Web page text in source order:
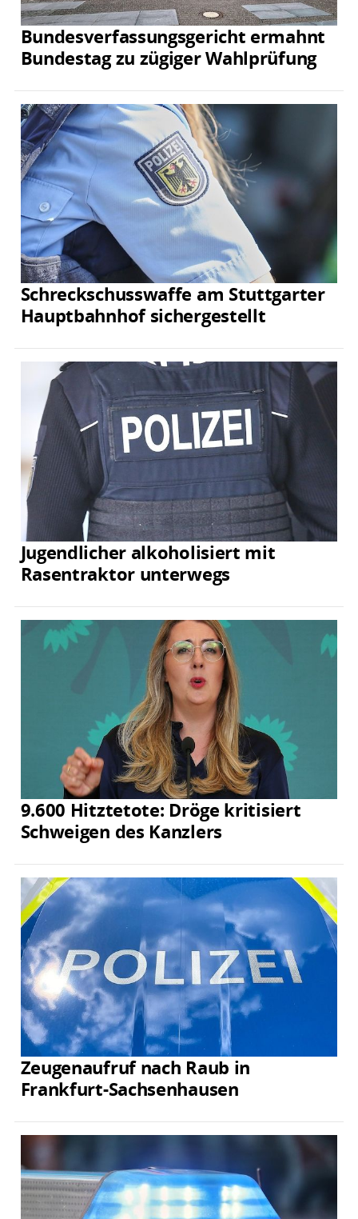
Bundesverfassungsgericht ermahnt
Bundestag zu zügiger Wahlprüfung
Schreckschusswaffe am Stuttgarter
Hauptbahnhof sichergestellt
Jugendlicher alkoholisiert mit
Rasentraktor unterwegs
9.600 Hitztetote: Dröge kritisiert
Schweigen des Kanzlers
Zeugenaufruf nach Raub in
Frankfurt-Sachsenhausen